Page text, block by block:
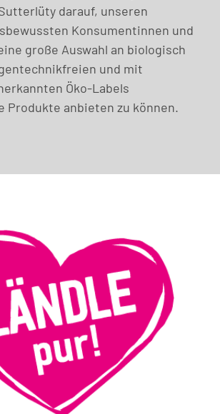
darauf, unseren
Konsumentinnen und
große Auswahl an biologisch
und mit
Öko-Labels
Produkte anbieten zu können.